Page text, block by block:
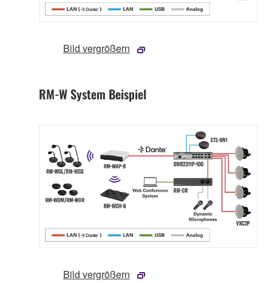
Bild vergrößern
RM-W System Beispiel
Bild vergrößern